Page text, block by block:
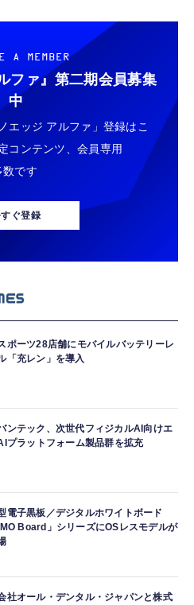
A MEMBER
ファ』 第二期会員募集
中
エッジ アルファ」登録はこ
コンテンツ、会員専用
です
ぐ登録
ポーツ28店舗にモバイルバッテリーレ
「充レン」を導入
ンテック、次世代フィジカルAI向けエ
プラットフォーム製品群を拡充
電子黒板／デジタルホワイトボード
Board」シリーズにOSレスモデルが
社オール・デンタル・ジャパンと株式